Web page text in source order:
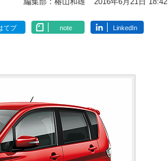
てブ note LinkedIn